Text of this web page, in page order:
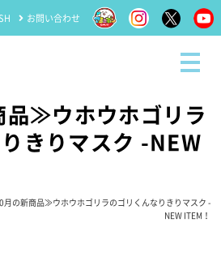
お問い合わせ
≫ウホウホゴリラ
きりマスク -NEW
の新商品≫ウホウホゴリラのゴリくんなりきりマスク -
NEW ITEM！